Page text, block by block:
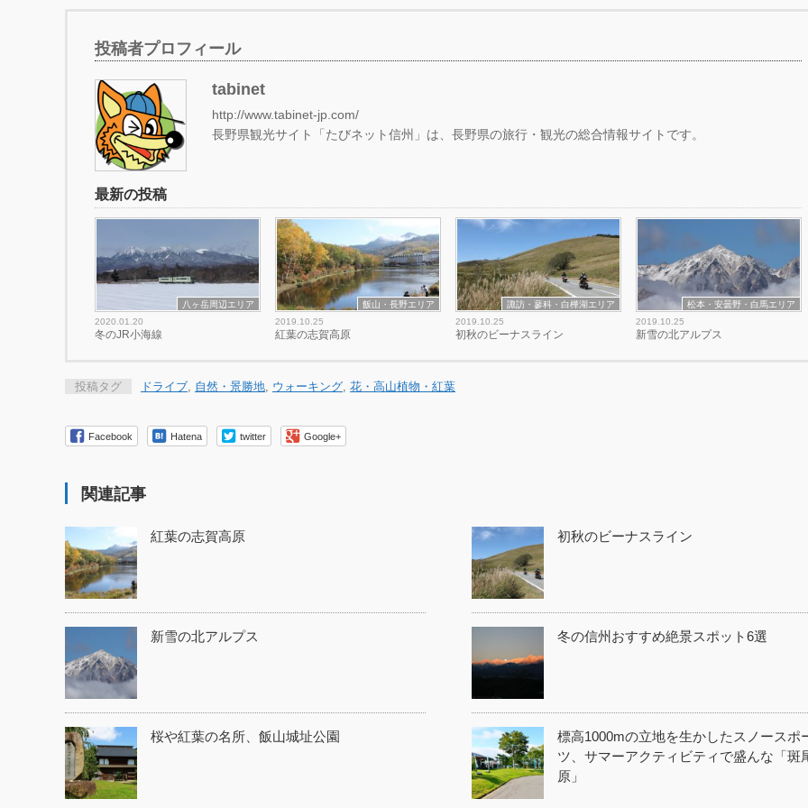
投稿者プロフィール
tabinet
http://www.tabinet-jp.com/
長野県観光サイト「たびネット信州」は、長野県の旅行・観光の総合情報サイトです。
最新の投稿
八ヶ岳周辺エリア
2020.01.20
冬のJR小海線
飯山・長野エリア
2019.10.25
紅葉の志賀高原
諏訪・蓼科・白樺湖エリア
2019.10.25
初秋のビーナスライン
松本・安曇野・白馬エリア
2019.10.25
新雪の北アルプス
投稿タグ ドライブ, 自然・景勝地, ウォーキング, 花・高山植物・紅葉
Facebook Hatena twitter Google+
関連記事
紅葉の志賀高原 初秋のビーナスライン
新雪の北アルプス 冬の信州おすすめ絶景スポット6選
桜や紅葉の名所、飯山城址公園
標高1000mの立地を生かしたスノースポ
ツ、サマーアクティビティで盛んな「斑
原」